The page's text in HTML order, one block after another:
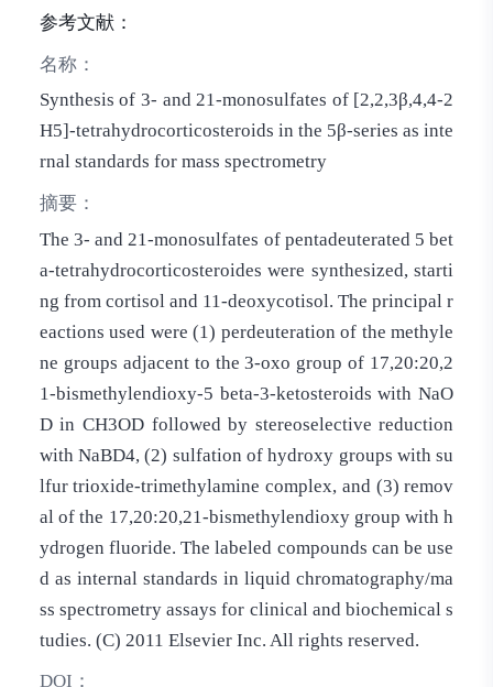
参考文献：
名称：
Synthesis of 3- and 21-monosulfates of [2,2,3β,4,4-2
H5]-tetrahydrocorticosteroids in the 5β-series as inte
rnal standards for mass spectrometry
摘要：
The 3- and 21-monosulfates of pentadeuterated 5 bet
a-tetrahydrocorticosteroides were synthesized, starti
ng from cortisol and 11-deoxycotisol. The principal r
eactions used were (1) perdeuteration of the methyle
ne groups adjacent to the 3-oxo group of 17,20:20,2
1-bismethylendioxy-5 beta-3-ketosteroids with NaO
D in CH3OD followed by stereoselective reduction
with NaBD4, (2) sulfation of hydroxy groups with su
lfur trioxide-trimethylamine complex, and (3) remov
al of the 17,20:20,21-bismethylendioxy group with h
ydrogen fluoride. The labeled compounds can be use
d as internal standards in liquid chromatography/ma
ss spectrometry assays for clinical and biochemical s
tudies. (C) 2011 Elsevier Inc. All rights reserved.
DOI：